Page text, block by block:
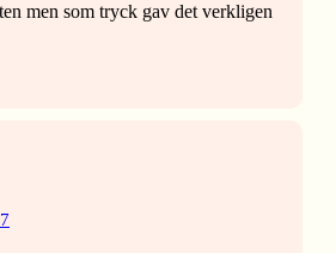
men som tryck gav det verkligen